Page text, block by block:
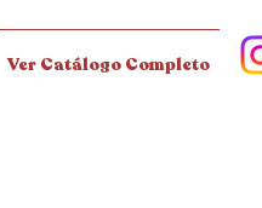
Ver Catálogo Completo